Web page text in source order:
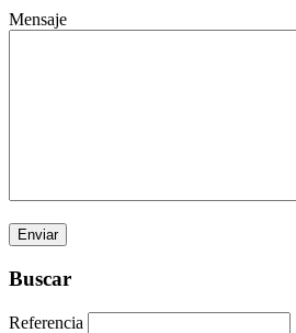
Mensaje
Buscar
Referencia